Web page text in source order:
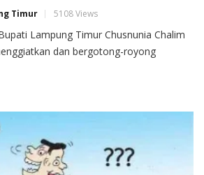
Timur 5108 Views
Lampung Timur Chusnunia Chalim
dan bergotong-royong